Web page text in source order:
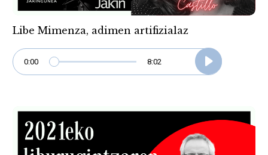
Libe Mimenza, adimen artifizialaz
0:00 8:02